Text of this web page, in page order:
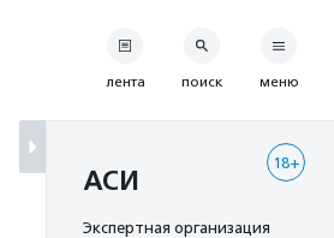
лента поиск меню
18+
АСИ
Экспертная организация